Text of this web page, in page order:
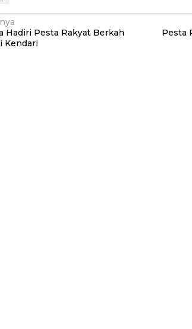
Hadiri Pesta Rakyat Berkah
Kendari
Pesta